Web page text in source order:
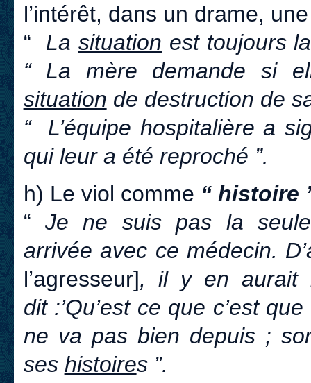
l’intérêt, dans un drame,
“
La situation est toujours
“ La mère demande si
situation de destruction de
“ L’équipe hospitalière a
qui leur a été reproché ”.
h) Le viol comme “ histoire
“Je ne suis pas la
arrivée avec ce médecin.
l’agresseur], il y en aurait
dit :’Qu’est ce que c’est
ne va pas bien depuis ;
ses histoires ”.